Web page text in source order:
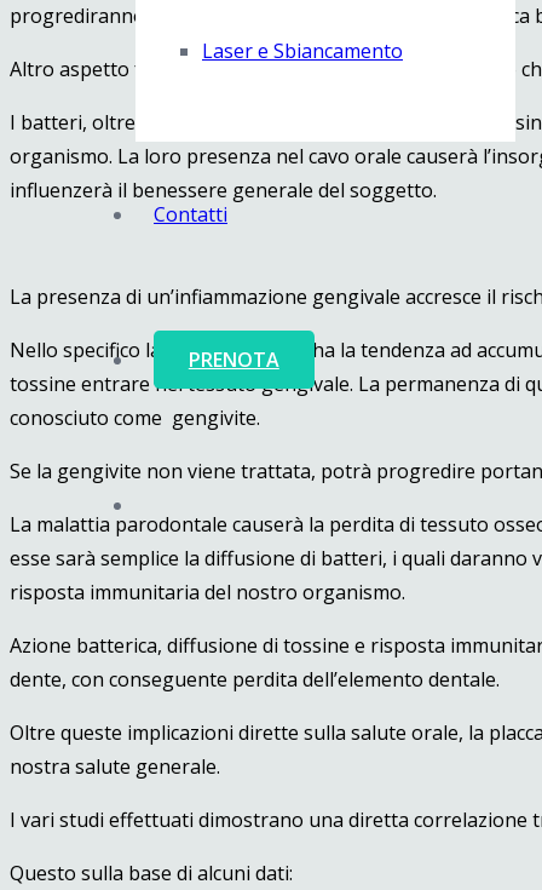
Laser e Sbiancamento
Contatti
PRENOTA
progrediranno con estrema rapidità in presenza di placca
Altro aspetto fondamentale da tenere presente è quello
I batteri, oltre a rilasciare sostanze acide producono
organismo. La loro presenza nel cavo orale causerà
influenzerà il benessere generale del soggetto.
La presenza di un’infiammazione gengivale accresce il
Nello specifico la placca batterica ha la tendenza ad
tossine entrare nel tessuto gengivale. La permanenza di
conosciuto come gengivite.
Se la gengivite non viene trattata, potrà progredire
La malattia parodontale causerà la perdita di tessuto
esse sarà semplice la diffusione di batteri, i quali daranno
risposta immunitaria del nostro organismo.
Azione batterica, diffusione di tossine e risposta
dente, con conseguente perdita dell’elemento dentale.
Oltre queste implicazioni dirette sulla salute orale, la
nostra salute generale.
I vari studi effettuati dimostrano una diretta correlazione
Questo sulla base di alcuni dati: